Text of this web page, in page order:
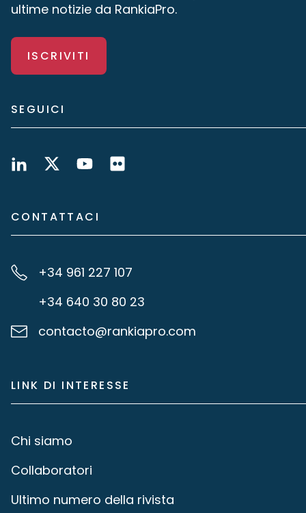
ultime notizie da RankiaPro.
ISCRIVITI
SEGUICI
CONTATTACI
+34 961 227 107
+34 640 30 80 23
contacto@rankiapro.com
LINK DI INTERESSE
Chi siamo
Collaboratori
Ultimo numero della rivista